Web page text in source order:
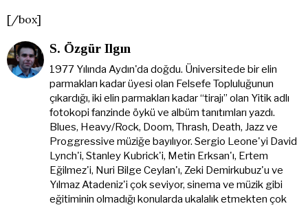
[/box]
S. Özgür Ilgın
1977 Yılında Aydın'da doğdu. Üniversitede bir elin
parmakları kadar üyesi olan Felsefe Topluluğunun
çıkardığı, iki elin parmakları kadar “tirajı” olan Yitik adlı
fotokopi fanzinde öykü ve albüm tanıtımları yazdı.
Blues, Heavy/Rock, Doom, Thrash, Death, Jazz ve
Proggressive müziğe bayılıyor. Sergio Leone'yi David
Lynch'i, Stanley Kubrick'i, Metin Erksan'ı, Ertem
Eğilmez'i, Nuri Bilge Ceylan'ı, Zeki Demirkubuz'u ve
Yılmaz Atadeniz'i çok seviyor, sinema ve müzik gibi
eğitiminin olmadığı konularda ukalalık etmekten çok